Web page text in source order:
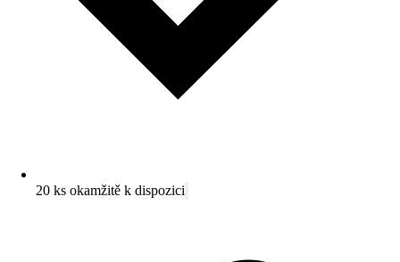
20 ks okamžitě k dispozici